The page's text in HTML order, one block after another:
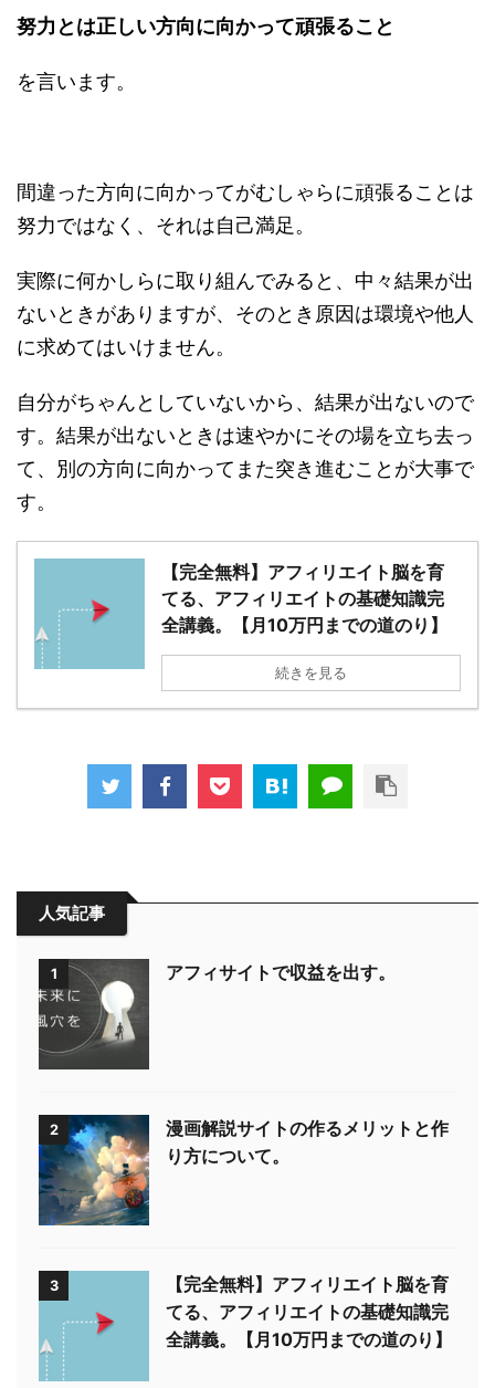
努力とは正しい方向に向かって頑張ること
を言います。
間違った方向に向かってがむしゃらに頑張ることは
努力ではなく、それは自己満足。
実際に何かしらに取り組んでみると、中々結果が出
ないときがありますが、そのとき原因は環境や他人
に求めてはいけません。
自分がちゃんとしていないから、結果が出ないので
す。結果が出ないときは速やかにその場を立ち去っ
て、別の方向に向かってまた突き進むことが大事で
す。
【完全無料】アフィリエイト脳を育
てる、アフィリエイトの基礎知識完
全講義。【月10万円までの道のり】
続きを見る
人気記事
1 アフィサイトで収益を出す。
2
漫画解説サイトの作るメリットと作
り方について。
3
【完全無料】アフィリエイト脳を育
てる、アフィリエイトの基礎知識完
全講義。【月10万円までの道のり】